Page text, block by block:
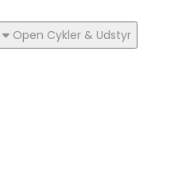
Open Cykler & Udstyr